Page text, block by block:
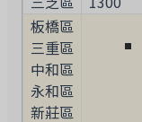
板橋區
三重區
中和區
永和區
新莊區